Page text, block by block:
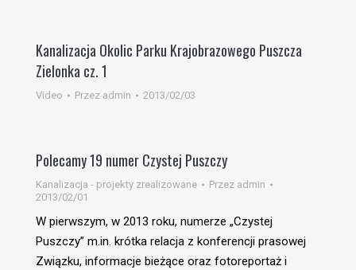
Kanalizacja Okolic Parku Krajobrazowego Puszcza
Zielonka cz. 1
Video Przez admin 2013/02/03
Polecamy 19 numer Czystej Puszczy
Kanalizacja - projekty zrealizowane Przez admin
2013/02/01
W pierwszym, w 2013 roku, numerze „Czystej
Puszczy” m.in. krótka relacja z konferencji prasowej
Związku, informacje bieżące oraz fotoreportaż i